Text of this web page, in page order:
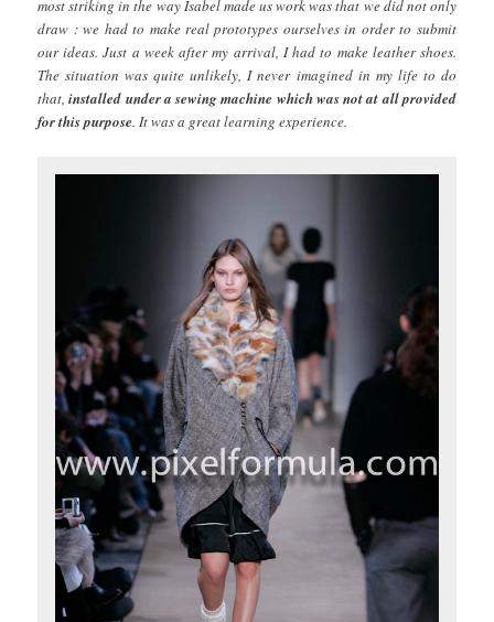
most striking in the way Isabel made ​​us work was that we did not only
draw : we had to make real prototypes ourselves in order to submit
our ideas. Just a week after my arrival, I had to make leather shoes.
The situation was quite unlikely, I never imagined in my life to do
that,installed under a sewing machine which was not at all provided
for this purpose. It was a great learning experience.